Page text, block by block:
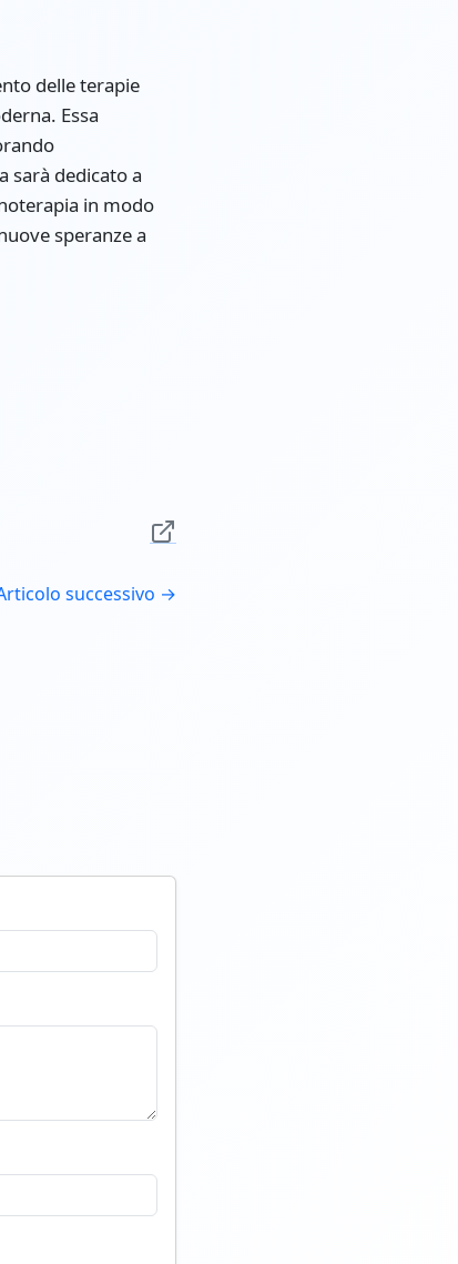
delle terapie
Essa
sarà dedicato a
in modo
speranze a
successivo →